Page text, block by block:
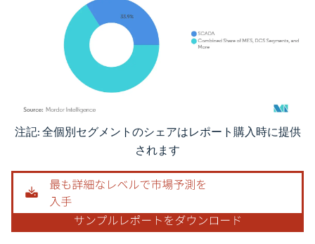
画像 © Mordor Intelligence。再利用にはCC BY 4.0の表示が必要です。
注記: 全個別セグメントのシェアはレポート購入時に提供
されます